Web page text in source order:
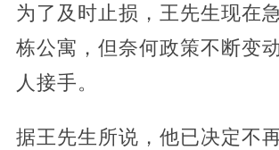
为了及时止损，王先生现在
栋公寓，但奈何政策不断变
人接手。
据王先生所说，他已决定不